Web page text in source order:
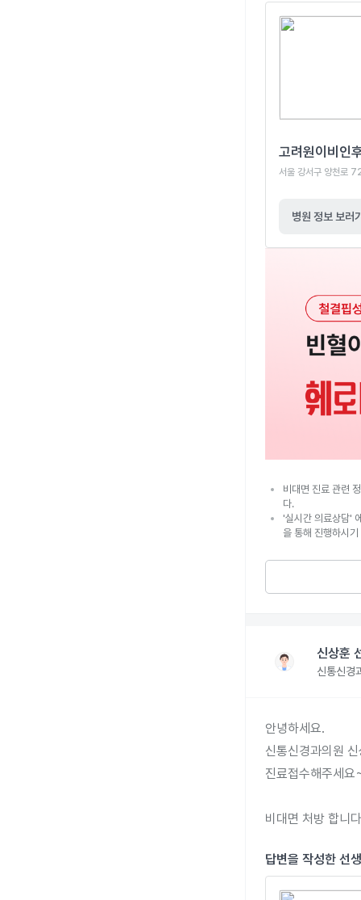
고려원이비인
서울 강서구 양천로
병원 정보 보러
비대면 진료 관련
다.
'실시간 의료상담'
을 통해 진행하시
신상훈
신통신경
안녕하세요.
신통신경과의원
진료접수해주세
비대면 처방 합니
답변을 작성한 선